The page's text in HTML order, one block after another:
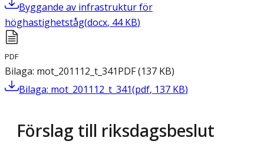
Byggande av infrastruktur för
höghastighetståg(docx, 44 KB)
PDF
Bilaga: mot_201112_t_341PDF(137 KB)
Bilaga: mot_201112_t_341(pdf, 137 KB)
Förslag till riksdagsbeslut